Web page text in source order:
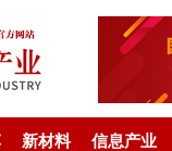
新材料 信息产业